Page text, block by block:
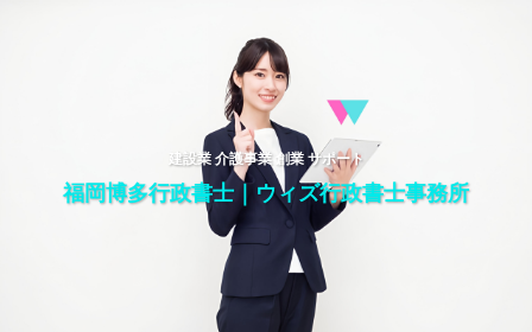
建設業 介護事業 創業 サポート
福岡博多行政書士｜ウィズ行政書士事務所